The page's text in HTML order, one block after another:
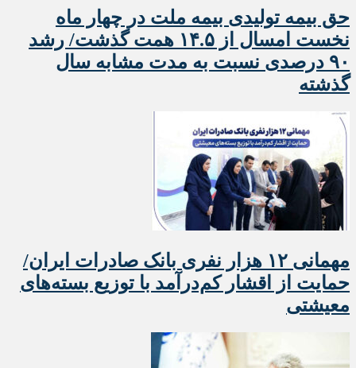
حق بیمه تولیدی بیمه ملت در چهار ماه
نخست امسال از ۱۴.۵ همت گذشت/ رشد
۹۰ درصدی نسبت به مدت مشابه سال
گذشته
مهمانی ۱۲ هزار نفری بانک صادرات ایران/
حمایت از اقشار کم‌درآمد با توزیع بسته‌های
معیشتی